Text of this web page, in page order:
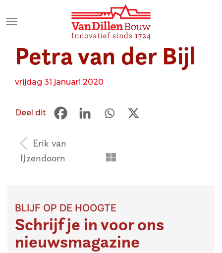
naar
inhoud
Petra van der Bijl
vrijdag 31 januari 2020
Deel dit
Bericht
navigatie
Erik van
IJzendoorn
BLIJF OP DE HOOGTE
Schrijf je in voor ons
nieuwsmagazine